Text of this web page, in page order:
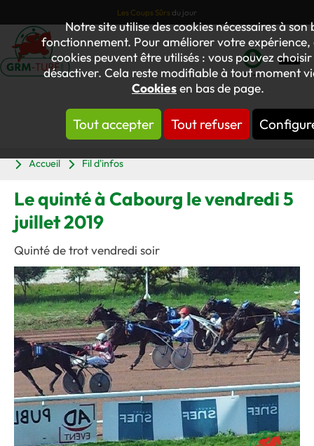
Notre site utilise des cookies nécessaires à son
fonctionnement. Pour améliorer votre expérience,
cookies peuvent être utilisés : vous pouvez choisir
désactiver. Cela reste modifiable à tout moment
Cookiesen bas de page.
Tout accepter Tout refuser
Les Coups Sûrs du jour
Mon
compte
Accueil
Fil d'infos
Le quinté à Cabourg le vendredi 5
juillet 2019
Quinté de trot vendredi soir